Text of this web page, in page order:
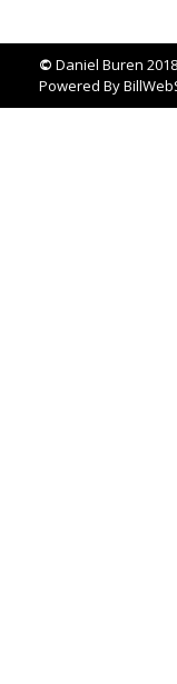
© Daniel Buren
Powered By